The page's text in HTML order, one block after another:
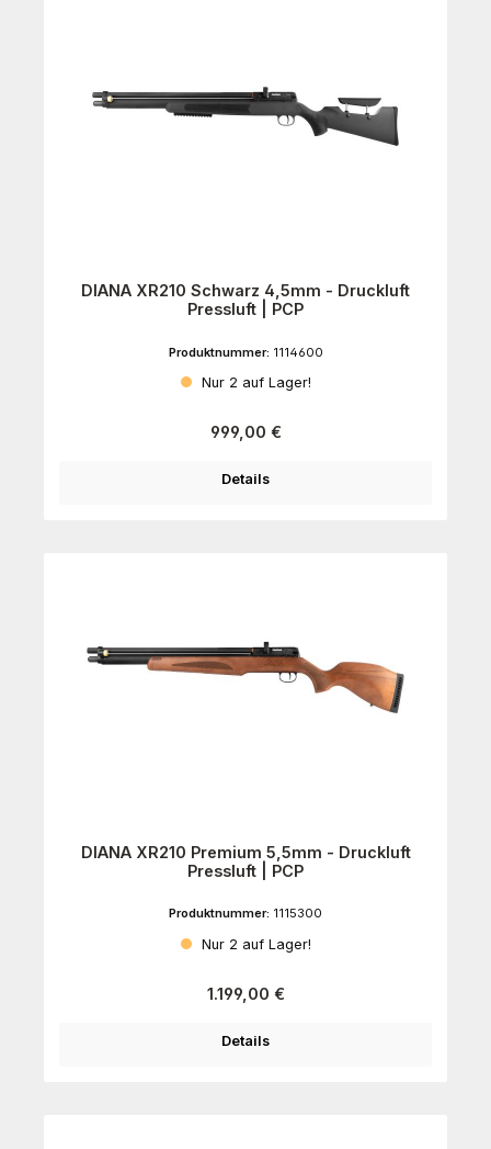
DIANA XR210 Schwarz 4,5mm - Druckluft
Pressluft | PCP
Produktnummer: 1114600
Nur 2 auf Lager!
Regulärer Preis:
999,00 €
Details
DIANA XR210 Premium 5,5mm - Druckluft
Pressluft | PCP
Produktnummer: 1115300
Nur 2 auf Lager!
Regulärer Preis:
1.199,00 €
Details